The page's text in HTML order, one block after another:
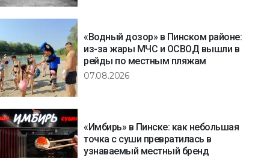
«Водный дозор» в Пинском районе:
из-за жары МЧС и ОСВОД вышли в
рейды по местным пляжам
07.08.2026
«Имбирь» в Пинске: как небольшая
точка с суши превратилась в
узнаваемый местный бренд